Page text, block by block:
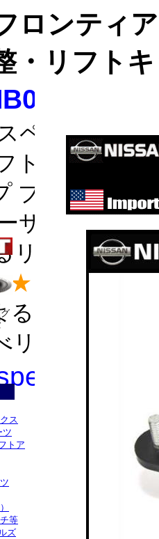
サスペ
ハイリ
コイル_
ト
シボ
シボレ
・シボ
パー
ス
ツ
トア
等
ズ
ンティ
・リフト
F3.0-S
ペーサー｜
トアップ ス
ブロック｜
サー。
リフトサス
★
るリア下が
ング。
：